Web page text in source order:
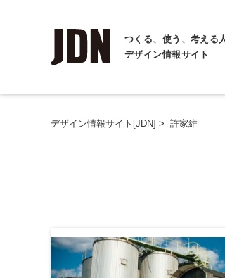
つくる、使う、考える
デザイン情報サイト
デザイン情報サイト[JDN] > 許家維